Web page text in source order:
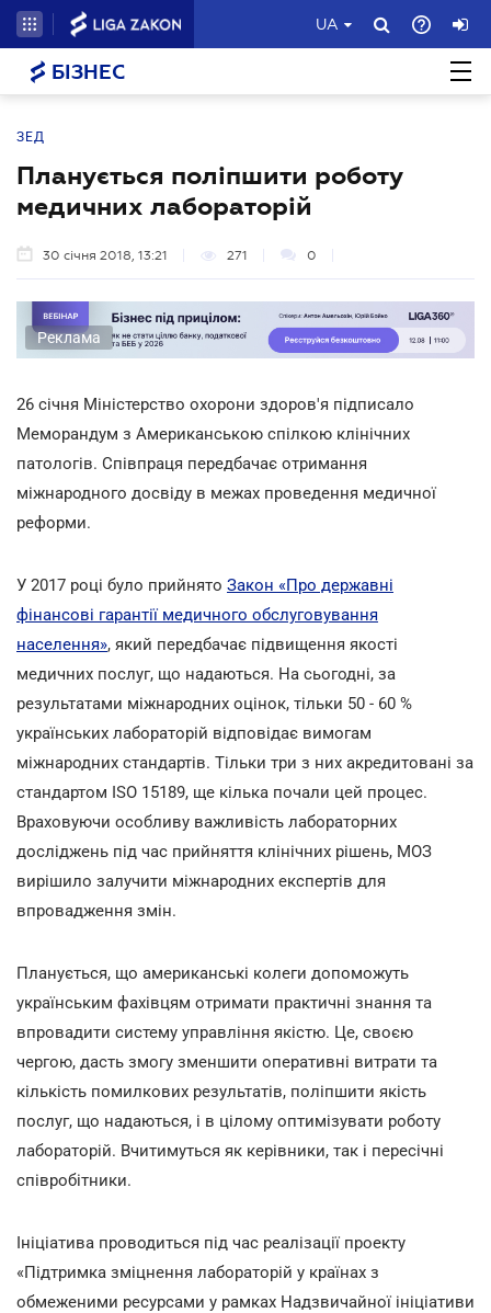
UA
БІЗНЕС
ЗЕД
Планується поліпшити роботу
медичних лабораторій
30 січня 2018, 13:21 271 0
Реклама
26 січня Міністерство охорони здоров'я підписало
Меморандум з Американською спілкою клінічних
патологів. Співпраця передбачає отримання
міжнародного досвіду в межах проведення медичної
реформи.
У 2017 році було прийнято Закон «Про державні
фінансові гарантії медичного обслуговування
населення», який передбачає підвищення якості
медичних послуг, що надаються. На сьогодні, за
результатами міжнародних оцінок, тільки 50 - 60 %
українських лабораторій відповідає вимогам
міжнародних стандартів. Тільки три з них акредитовані за
стандартом ІSО 15189, ще кілька почали цей процес.
Враховуючи особливу важливість лабораторних
досліджень під час прийняття клінічних рішень, МОЗ
вирішило залучити міжнародних експертів для
впровадження змін.
Планується, що американські колеги допоможуть
українським фахівцям отримати практичні знання та
впровадити систему управління якістю. Це, своєю
чергою, дасть змогу зменшити оперативні витрати та
кількість помилкових результатів, поліпшити якість
послуг, що надаються, і в цілому оптимізувати роботу
лабораторій. Вчитимуться як керівники, так і пересічні
співробітники.
Ініціатива проводиться під час реалізації проекту
«Підтримка зміцнення лабораторій у країнах з
обмеженими ресурсами у рамках Надзвичайної ініціативи